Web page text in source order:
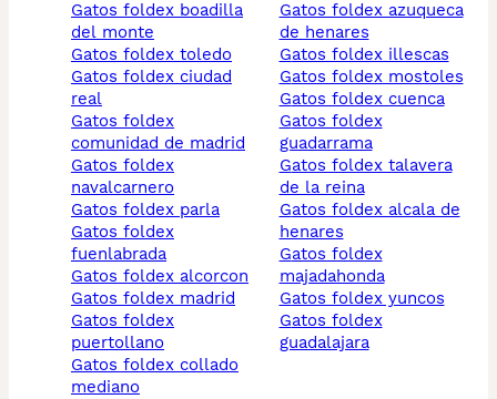
gatos foldex boadilla
del monte
gatos foldex toledo
gatos foldex ciudad
real
gatos foldex
comunidad de madrid
gatos foldex
navalcarnero
gatos foldex parla
gatos foldex
fuenlabrada
gatos foldex alcorcon
gatos foldex madrid
gatos foldex
puertollano
gatos foldex collado
mediano
gatos foldex azuqueca
de henares
gatos foldex illescas
gatos foldex mostoles
gatos foldex cuenca
gatos foldex
guadarrama
gatos foldex talavera
de la reina
gatos foldex alcala de
henares
gatos foldex
majadahonda
gatos foldex yuncos
gatos foldex
guadalajara